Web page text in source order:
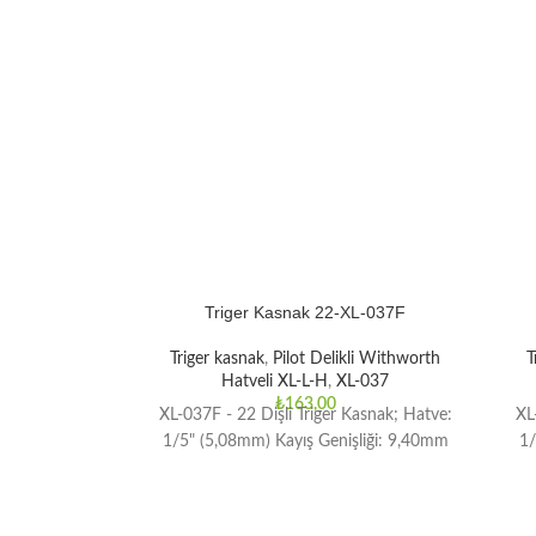
Triger Kasnak 22-XL-037F
Triger kasnak, Pilot Delikli Withworth
Hatveli XL-L-H , XL-037
₺163,00
XL-037F - 22 Dişli Triger Kasnak; Hatve:
1/5" (5,08mm) Kayış Genişliği: 9,40mm